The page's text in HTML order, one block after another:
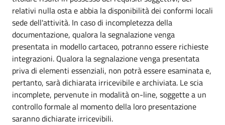
relativi nulla osta e abbia la disponibilità dei conformi locali
sede dell'attività. In caso di incompletezza della
documentazione, qualora la segnalazione venga
presentata in modello cartaceo, potranno essere richieste
integrazioni. Qualora la segnalazione venga presentata
priva di elementi essenziali, non potrà essere esaminata e,
pertanto, sarà dichiarata irricevibile e archiviata. Le scia
incomplete, pervenute in modalità on-line, soggette a un
controllo formale al momento della loro presentazione
saranno dichiarate irricevibili.